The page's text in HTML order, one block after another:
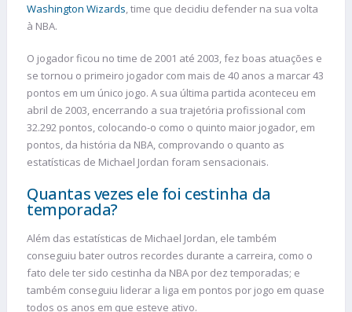
Washington Wizards, time que decidiu defender na sua volta
à NBA.
O jogador ficou no time de 2001 até 2003, fez boas atuações e
se tornou o primeiro jogador com mais de 40 anos a marcar 43
pontos em um único jogo. A sua última partida aconteceu em
abril de 2003, encerrando a sua trajetória profissional com
32.292 pontos, colocando-o como o quinto maior jogador, em
pontos, da história da NBA, comprovando o quanto as
estatísticas de Michael Jordan foram sensacionais.
Quantas vezes ele foi cestinha da
temporada?
Além das estatísticas de Michael Jordan, ele também
conseguiu bater outros recordes durante a carreira, como o
fato dele ter sido cestinha da NBA por dez temporadas; e
também conseguiu liderar a liga em pontos por jogo em quase
todos os anos em que esteve ativo.